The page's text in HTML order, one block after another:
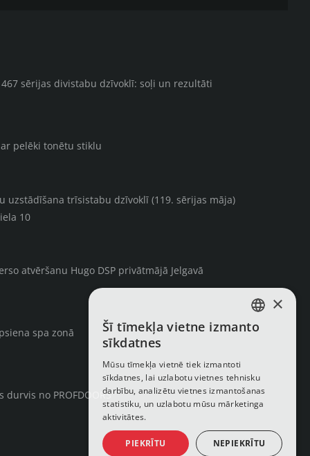
sērijas divistabu dzīvoklī: soļi un rezultāti
pelēki tonētu stiklu
uzstādīšana trīsistabu dzīvoklī (119. sērijas māja)
10
atvēršanu Hugo DSP privātmājā Jelgavā
spa zonā
no PROFDOORS
LATVIAN
ENGLISH
×
Šī tīmekļa vietne izmanto
sīkdatnes
Mūsu tīmekļa vietnē tiek izmantoti
sīkdatnes, lai uzlabotu vietnes tehnisku
darbību, analizētu vietnes izmantošanas
statistiku, un uzlabotu mūsu mārketinga
aktivitātes.
PIEKRĪTU NEPIEKRĪTU